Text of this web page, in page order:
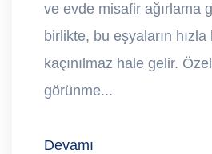
ve evde misafir ağırlama
birlikte, bu eşyaların
kaçınılmaz hale gelir.
görünme...
Devamı